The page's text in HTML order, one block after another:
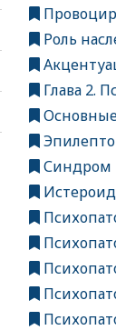
Роль
Глава 2.
Синдром